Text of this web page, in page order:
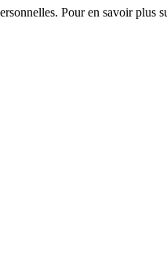
Pour en savoir